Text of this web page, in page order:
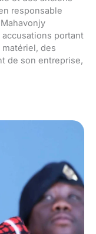
responsable
accusations portant
des
de son entreprise,